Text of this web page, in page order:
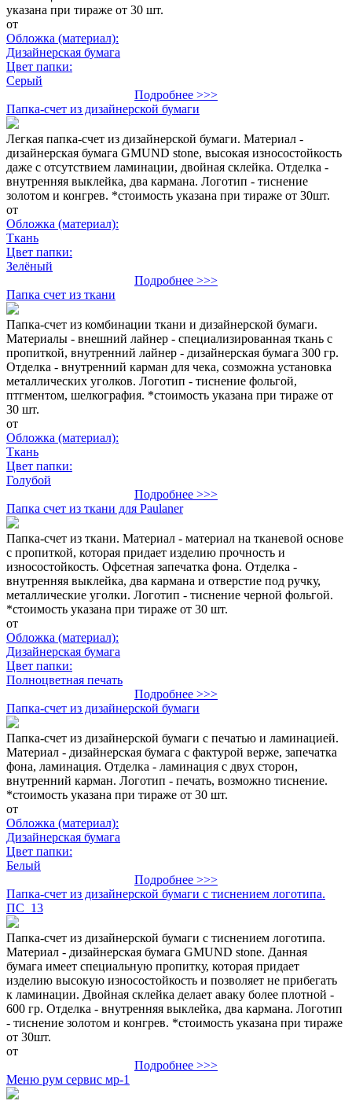
указана при тираже от 30 шт.
от
Обложка (материал):
Дизайнерская бумага
Цвет папки:
Серый
Подробнее >>>
Папка-счет из дизайнерской бумаги
Легкая папка-счет из дизайнерской бумаги. Материал -
дизайнерская бумага GMUND stone, высокая износостойкость
даже с отсутствием ламинации, двойная склейка. Отделка -
внутренняя выклейка, два кармана. Логотип - тиснение
золотом и конгрев. *стоимость указана при тираже от 30шт.
от
Обложка (материал):
Ткань
Цвет папки:
Зелёный
Подробнее >>>
Папка счет из ткани
Папка-счет из комбинации ткани и дизайнерской бумаги.
Материалы - внешний лайнер - специализированная ткань с
пропиткой, внутренний лайнер - дизайнерская бумага 300 гр.
Отделка - внутренний карман для чека, созможна установка
металлических уголков. Логотип - тиснение фольгой,
птгментом, шелкография. *стоимость указана при тираже от
30 шт.
от
Обложка (материал):
Ткань
Цвет папки:
Голубой
Подробнее >>>
Папка счет из ткани для Paulaner
Папка-счет из ткани. Материал - материал на тканевой основе
с пропиткой, которая придает изделию прочность и
износостойкость. Офсетная запечатка фона. Отделка -
внутренняя выклейка, два кармана и отверстие под ручку,
металлические уголки. Логотип - тиснение черной фольгой.
*стоимость указана при тираже от 30 шт.
от
Обложка (материал):
Дизайнерская бумага
Цвет папки:
Полноцветная печать
Подробнее >>>
Папка-счет из дизайнерской бумаги
Папка-счет из дизайнерской бумаги с печатью и ламинацией.
Материал - дизайнерская бумага с фактурой верже, запечатка
фона, ламинация. Отделка - ламинация с двух сторон,
внутренний карман. Логотип - печать, возможно тиснение.
*стоимость указана при тираже от 30 шт.
от
Обложка (материал):
Дизайнерская бумага
Цвет папки:
Белый
Подробнее >>>
Папка-счет из дизайнерской бумаги с тиснением логотипа.
ПС_13
Папка-счет из дизайнерской бумаги с тиснением логотипа.
Материал - дизайнерская бумага GMUND stone. Данная
бумага имеет специальную пропитку, которая придает
изделию высокую износостойкость и позволяет не прибегать
к ламинации. Двойная склейка делает аваку более плотной -
600 гр. Отделка - внутренняя выклейка, два кармана. Логотип
- тиснение золотом и конгрев. *стоимость указана при тираже
от 30шт.
от
Подробнее >>>
Меню рум сервис мр-1